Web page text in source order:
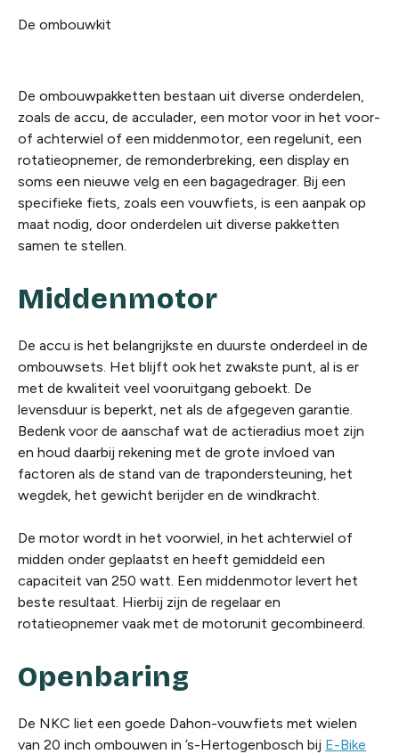
De ombouwkit
De ombouwpakketten bestaan uit diverse onderdelen,
zoals de accu, de acculader, een motor voor in het voor-
of achterwiel of een middenmotor, een regelunit, een
rotatieopnemer, de remonderbreking, een display en
soms een nieuwe velg en een bagagedrager. Bij een
specifieke fiets, zoals een vouwfiets, is een aanpak op
maat nodig, door onderdelen uit diverse pakketten
samen te stellen.
Middenmotor
De accu is het belangrijkste en duurste onderdeel in de
ombouwsets. Het blijft ook het zwakste punt, al is er
met de kwaliteit veel vooruitgang geboekt. De
levensduur is beperkt, net als de afgegeven garantie.
Bedenk voor de aanschaf wat de actieradius moet zijn
en houd daarbij rekening met de grote invloed van
factoren als de stand van de trapondersteuning, het
wegdek, het gewicht berijder en de windkracht.
De motor wordt in het voorwiel, in het achterwiel of
midden onder geplaatst en heeft gemiddeld een
capaciteit van 250 watt. Een middenmotor levert het
beste resultaat. Hierbij zijn de regelaar en
rotatieopnemer vaak met de motorunit gecombineerd.
Openbaring
De NKC liet een goede Dahon-vouwfiets met wielen
van 20 inch ombouwen in ’s-Hertogenbosch bij E-Bike